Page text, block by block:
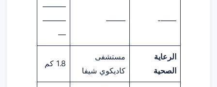
——-
——–
———
———
—
الرعاية
الصحية
مستشفى
كاديكوي شيفا
1.8 كم